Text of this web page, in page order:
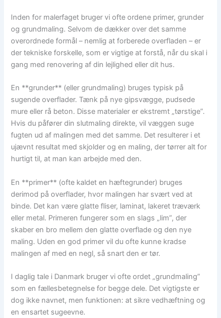
Inden for malerfaget bruger vi ofte ordene primer, grunder
og grundmaling. Selvom de dækker over det samme
overordnede formål – nemlig at forberede overfladen – er
der tekniske forskelle, som er vigtige at forstå, når du skal i
gang med renovering af din lejlighed eller dit hus.
En **grunder** (eller grundmaling) bruges typisk på
sugende overflader. Tænk på nye gipsvægge, pudsede
mure eller rå beton. Disse materialer er ekstremt „tørstige”.
Hvis du påfører din slutmaling direkte, vil væggen suge
fugten ud af malingen med det samme. Det resulterer i et
ujævnt resultat med skjolder og en maling, der tørrer alt for
hurtigt til, at man kan arbejde med den.
En **primer** (ofte kaldet en hæftegrunder) bruges
derimod på overflader, hvor malingen har svært ved at
binde. Det kan være glatte fliser, laminat, lakeret træværk
eller metal. Primeren fungerer som en slags „lim”, der
skaber en bro mellem den glatte overflade og den nye
maling. Uden en god primer vil du ofte kunne kradse
malingen af med en negl, så snart den er tør.
I daglig tale i Danmark bruger vi ofte ordet „grundmaling”
som en fællesbetegnelse for begge dele. Det vigtigste er
dog ikke navnet, men funktionen: at sikre vedhæftning og
en ensartet sugeevne.